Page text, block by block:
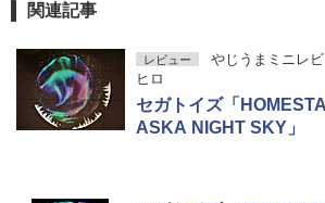
関連記事
レビュー やじうまミニレ
ヒロ
セガトイズ「
ASKA NIGHT SKY」